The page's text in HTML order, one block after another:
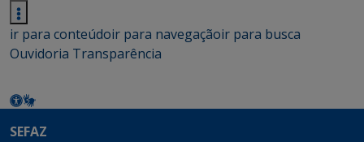
ir para conteúdoir para navegaçãoir para busca
Ouvidoria Transparência
SEFAZ